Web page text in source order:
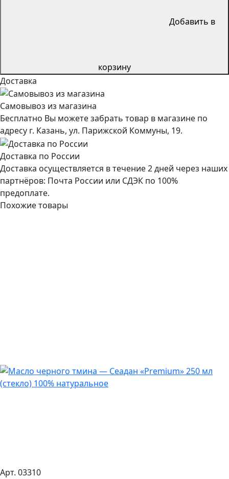
Добавить в
корзину
Доставка
Самовывоз из магазина
Бесплатно Вы можете забрать товар в магазине по
адресу г. Казань, ул. Парижской Коммуны, 19.
Доставка по России
Доставка осуществляется в течение 2 дней через наших
партнёров: Почта России или СДЭК по 100%
предоплате.
Похожие товары
Арт. 03310